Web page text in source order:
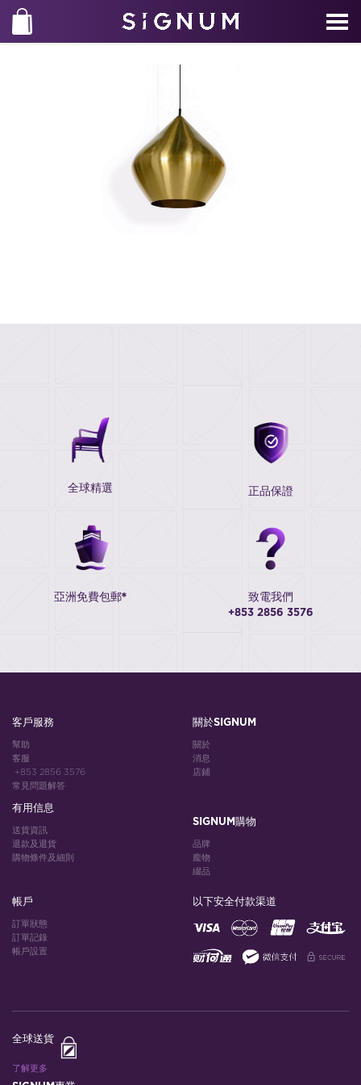
全球精選 正品保證
亞洲免費包郵* 致電我們
+853 2856 3576
客戶服務
幫助
客服
+853 2856 3576
常見問題解答
有用信息
送貨資訊
退款及退貨
購物條件及細則
關於SIGNUM
關於
消息
店鋪
SIGNUM購物
品牌
龐物
綴品
帳戶
訂單狀態
訂單記錄
帳戶設置
以下安全付款渠道
全球送貨
了解更多